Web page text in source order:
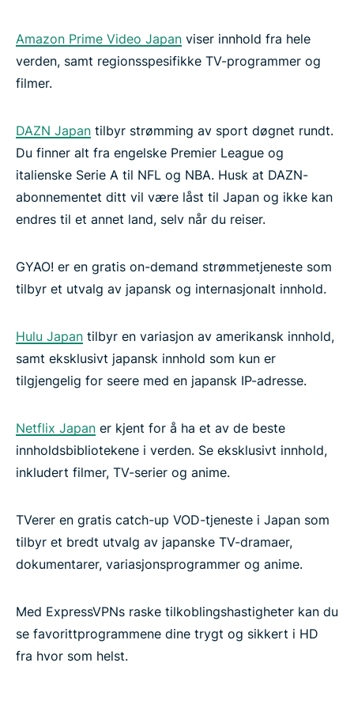
Amazon Prime Video Japan viser innhold fra hele
verden, samt regionsspesifikke TV-programmer og
filmer.
DAZN Japan tilbyr strømming av sport døgnet rundt.
Du finner alt fra engelske Premier League og
italienske Serie A til NFL og NBA. Husk at DAZN-
abonnementet ditt vil være låst til Japan og ikke kan
endres til et annet land, selv når du reiser.
GYAO! er en gratis on-demand strømmetjeneste som
tilbyr et utvalg av japansk og internasjonalt innhold.
Hulu Japan tilbyr en variasjon av amerikansk innhold,
samt eksklusivt japansk innhold som kun er
tilgjengelig for seere med en japansk IP-adresse.
Netflix Japan er kjent for å ha et av de beste
innholdsbibliotekene i verden. Se eksklusivt innhold,
inkludert filmer, TV-serier og anime.
TVerer en gratis catch-up VOD-tjeneste i Japan som
tilbyr et bredt utvalg av japanske TV-dramaer,
dokumentarer, variasjonsprogrammer og anime.
Med ExpressVPNs raske tilkoblingshastigheter kan du
se favorittprogrammene dine trygt og sikkert i HD
fra hvor som helst.